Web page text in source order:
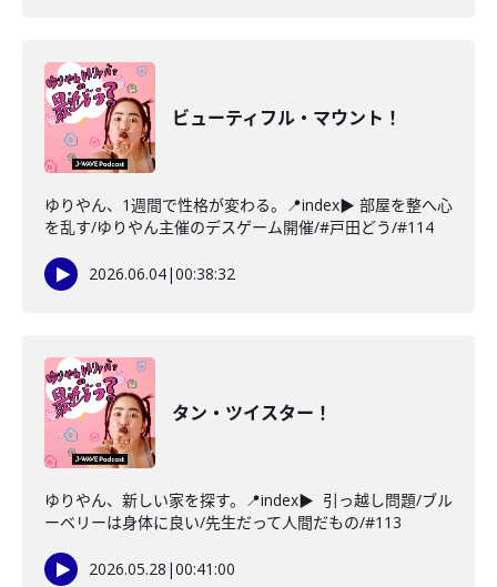
ビューティフル・マウント！
ゆりやん、1週間で性格が変わる。📍index▶ 部屋を整へ心
を乱す/ゆりやん主催のデスゲーム開催/#戸田どう/#114
2026.06.04|00:38:32
タン・ツイスター！
ゆりやん、新しい家を探す。📍index▶ 引っ越し問題/ブル
ーベリーは身体に良い/先生だって人間だもの/#113
2026.05.28 |00:41:00